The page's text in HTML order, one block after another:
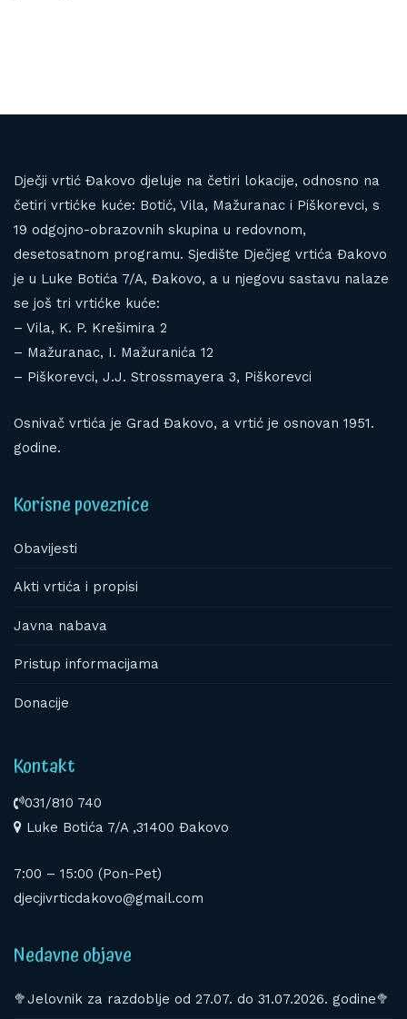
Dječji vrtić Đakovo djeluje na četiri lokacije, odnosno na
četiri vrtićke kuće: Botić, Vila, Mažuranac i Piškorevci, s
19 odgojno-obrazovnih skupina u redovnom,
desetosatnom programu. Sjedište Dječjeg vrtića Đakovo
je u Luke Botića 7/A, Đakovo, a u njegovu sastavu nalaze
se još tri vrtićke kuće:
– Vila, K. P. Krešimira 2
– Mažuranac, I. Mažuranića 12
– Piškorevci, J.J. Strossmayera 3, Piškorevci
Osnivač vrtića je Grad Đakovo, a vrtić je osnovan 1951.
godine.
Korisne poveznice
Obavijesti
Akti vrtića i propisi
Javna nabava
Pristup informacijama
Donacije
Kontakt
031/810 740
Luke Botića 7/A ,31400 Đakovo
7:00 – 15:00 (Pon-Pet)
djecjivrticdakovo@gmail.com
Nedavne objave
🥦Jelovnik za razdoblje od 27.07. do 31.07.2026. godine🥦